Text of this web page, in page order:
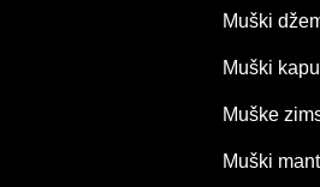
Muški
Muški
Muške
Muški